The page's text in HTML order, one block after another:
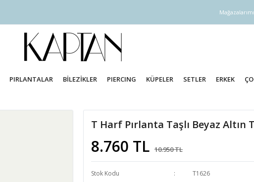
PIRLANTALAR BİLEZİKLER PIERCING KÜPELER SETLER ERKEK
T Harf Pırlanta Taşlı Beyaz Altın
8.760 TL 10.950 TL
Stok Kodu T1626